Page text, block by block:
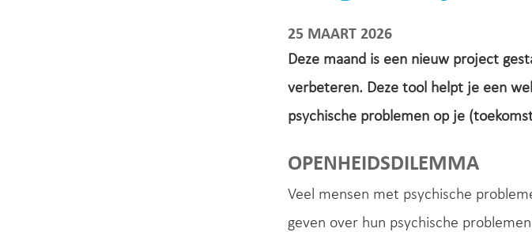
25 MAART 2026
Deze maand is een nieuw project
verbeteren. Deze tool helpt je een
psychische problemen op je
OPENHEIDSDILEMMA
Veel mensen met psychische
geven over hun psychische